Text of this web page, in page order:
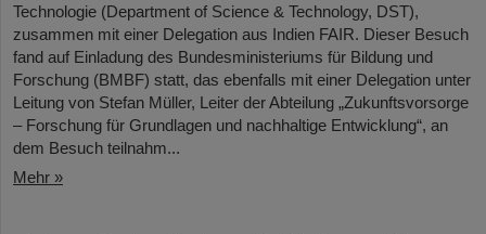
Technologie (Department of Science & Technology, DST),
zusammen mit einer Delegation aus Indien FAIR. Dieser Besuch
fand auf Einladung des Bundesministeriums für Bildung und
Forschung (BMBF) statt, das ebenfalls mit einer Delegation unter
Leitung von Stefan Müller, Leiter der Abteilung „Zukunftsvorsorge
– Forschung für Grundlagen und nachhaltige Entwicklung“, an
dem Besuch teilnahm...
Mehr »